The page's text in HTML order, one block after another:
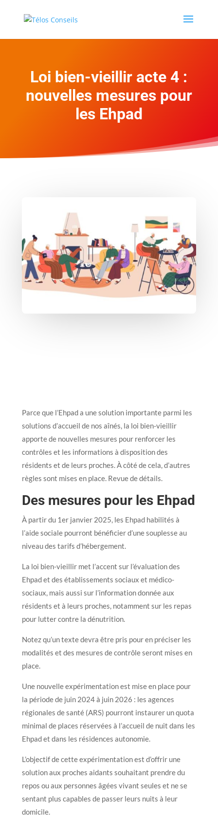
Loi bien-vieillir acte 4 :
nouvelles mesures pour
les Ehpad
Parce que l’Ehpad a une solution importante parmi les
solutions d’accueil de nos aînés, la loi bien-vieillir
apporte de nouvelles mesures pour renforcer les
contrôles et les informations à disposition des
résidents et de leurs proches. À côté de cela, d’autres
règles sont mises en place. Revue de détails.
Des mesures pour les Ehpad
À partir du 1er janvier 2025, les Ehpad habilités à
l’aide sociale pourront bénéficier d’une souplesse au
niveau des tarifs d’hébergement.
La loi bien-vieillir met l’accent sur l’évaluation des
Ehpad et des établissements sociaux et médico-
sociaux, mais aussi sur l’information donnée aux
résidents et à leurs proches, notamment sur les repas
pour lutter contre la dénutrition.
Notez qu’un texte devra être pris pour en préciser les
modalités et des mesures de contrôle seront mises en
place.
Une nouvelle expérimentation est mise en place pour
la période de juin 2024 à juin 2026 : les agences
régionales de santé (ARS) pourront instaurer un quota
minimal de places réservées à l’accueil de nuit dans les
Ehpad et dans les résidences autonomie.
L’objectif de cette expérimentation est d’offrir une
solution aux proches aidants souhaitant prendre du
repos ou aux personnes âgées vivant seules et ne se
sentant plus capables de passer leurs nuits à leur
domicile.